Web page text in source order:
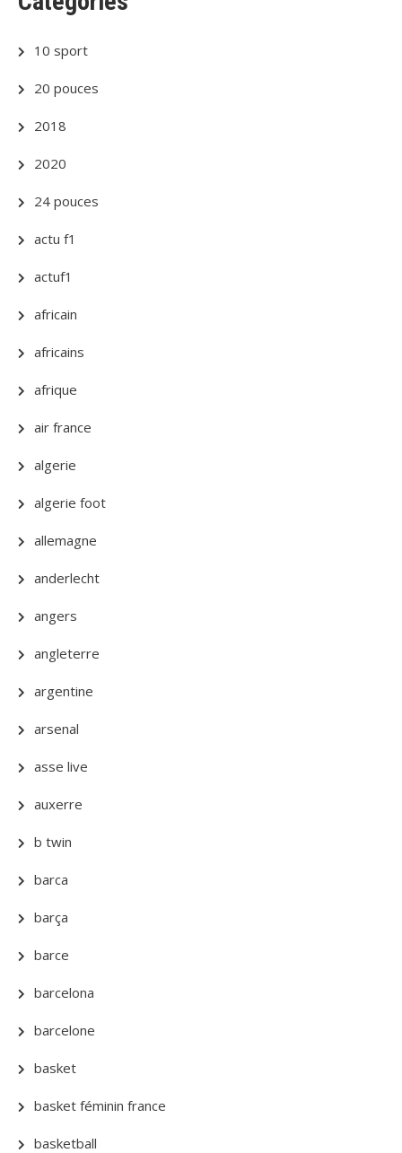
10 sport
20 pouces
2018
2020
24 pouces
actu f1
actuf1
africain
africains
afrique
air france
algerie
algerie foot
allemagne
anderlecht
angers
angleterre
argentine
arsenal
asse live
auxerre
b twin
barca
barça
barce
barcelona
barcelone
basket
basket féminin france
basketball